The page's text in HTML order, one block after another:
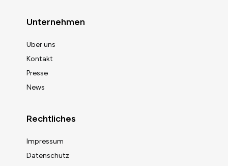
Unternehmen
Über uns
Kontakt
Presse
News
Rechtliches
Impressum
Datenschutz